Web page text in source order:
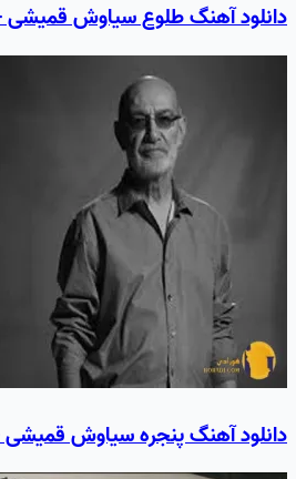
دانلود آهنگ طلوع سیاوش
دانلود آهنگ پنجره سیاوش